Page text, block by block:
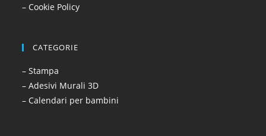
– Cookie Policy
CATEGORIE
– Stampa
– Adesivi Murali 3D
– Calendari per bambini